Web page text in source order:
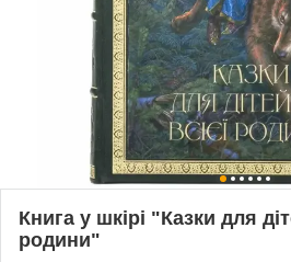
Книга у шкірі "Казки для
родини"